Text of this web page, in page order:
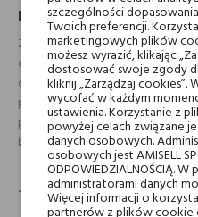
Ekstrakt perfum Tiziana
ZapachCubiaurzeka od
czarna porzeczka wprowadzają do
czasem pojawiają się głębsze,
paczuli, które otulają jak miękki
pozostająca na skórze przez wiele
bezpieczeństwem oraz
Jak używać Tiziana Terenzi
szczególności
Twoich preferencji.
marketingowych plików
możesz wyrazić, klikając
dostosować swoje zgody
kliknij „Zarządzaj cookies”.
wycofać w każdym
ustawienia. Korzystanie z
powyżej celach związane
danych osobowych.
osobowych jest AMISELL
ODPOWIEDZIALNOŚCIĄ.
administratorami danych
Więcej informacji o